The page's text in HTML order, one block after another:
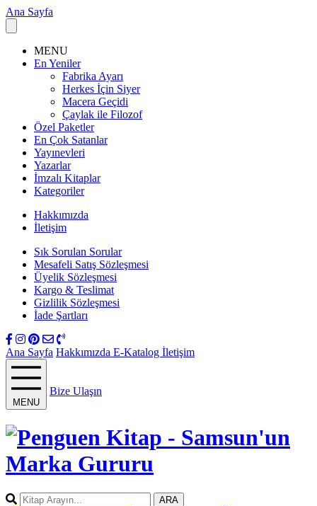
Ana Sayfa
MENU
En Yeniler
Fabrika Ayarı
Herkes İçin Siyer
Macera Geçidi
Çaylak ile Filozof
Özel Paketler
En Çok Satanlar
Yayınevleri
Yazarlar
İmzalı Kitaplar
Kategoriler
Hakkımızda
İletişim
Sık Sorulan Sorular
Mesafeli Satış Sözleşmesi
Üyelik Sözleşmesi
Kargo & Teslimat
Gizlilik Sözleşmesi
İade Şartları
Ana Sayfa Hakkımızda E-Katalog İletişim
MENU
Bize Ulaşın
ARA